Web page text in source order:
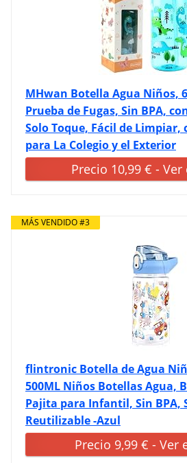
MHwan Botella Agua Niños,
Prueba de Fugas, Sin BPA,
Solo Toque, Fácil de Limpiar,
para La Colegio y el Exterior
Precio 10,99 € -
MÁS VENDIDO #3
flintronic Botella de Agua
500ML Niños Botellas Agua,
Pajita para Infantil, Sin BPA,
Reutilizable -Azul
Precio 9,99 € - Ver